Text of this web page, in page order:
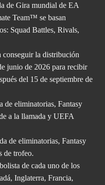
de Gira mundial de EA
Team™ se basan
Squad Battles, Rivals,
conseguir la distribución
junio de 2026 para recibir
del 15 de septiembre de
de eliminatorias, Fantasy
a la llamada y UEFA
de eliminatorias, Fantasy
de trofeo.
de cada uno de los
Inglaterra, Francia,